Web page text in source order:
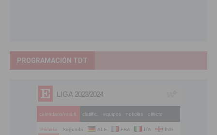
PROGRAMACIÓN TDT